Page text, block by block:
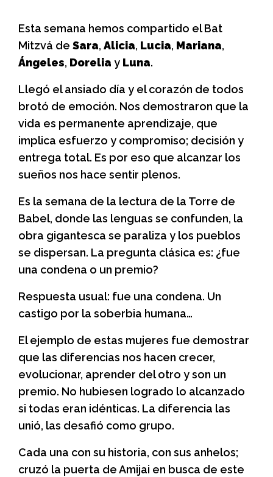
Esta semana hemos compartido el Bat
Mitzvá de Sara, Alicia, Lucia, Mariana,
Ángeles, Dorelia y Luna.
Llegó el ansiado día y el corazón de todos
brotó de emoción. Nos demostraron que la
vida es permanente aprendizaje, que
implica esfuerzo y compromiso; decisión y
entrega total. Es por eso que alcanzar los
sueños nos hace sentir plenos.
Es la semana de la lectura de la Torre de
Babel, donde las lenguas se confunden, la
obra gigantesca se paraliza y los pueblos
se dispersan. La pregunta clásica es: ¿fue
una condena o un premio?
Respuesta usual: fue una condena. Un
castigo por la soberbia humana…
El ejemplo de estas mujeres fue demostrar
que las diferencias nos hacen crecer,
evolucionar, aprender del otro y son un
premio. No hubiesen logrado lo alcanzado
si todas eran idénticas. La diferencia las
unió, las desafió como grupo.
Cada una con su historia, con sus anhelos;
cruzó la puerta de Amijai en busca de este